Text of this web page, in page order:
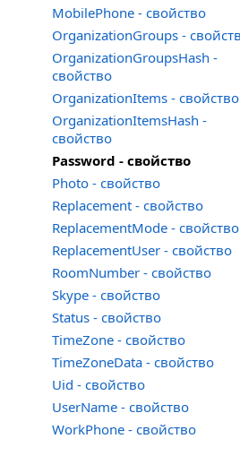
MobilePhone - свойство
OrganizationGroups -
OrganizationGroupsHash -
свойство
OrganizationItems - свойство
OrganizationItemsHash -
свойство
Password - свойство
Photo - свойство
Replacement - свойство
ReplacementMode - свойство
ReplacementUser - свойство
RoomNumber - свойство
Skype - свойство
Status - свойство
TimeZone - свойство
TimeZoneData - свойство
Uid - свойство
UserName - свойство
WorkPhone - свойство